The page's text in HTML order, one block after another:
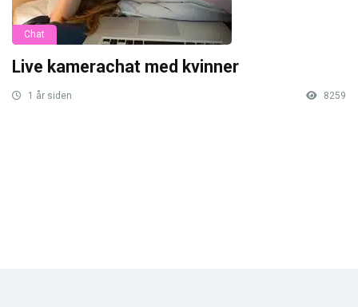
Chat
Live kamerachat med kvinner
1 år siden 8259